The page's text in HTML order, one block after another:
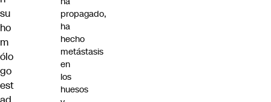
su
ho
m
ólo
go
est
propagado,
ha
hecho
metástasis
en
los
huesos